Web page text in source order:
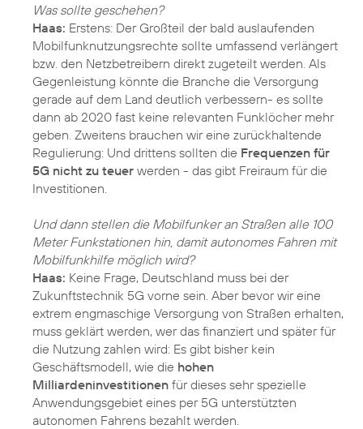
Was sollte geschehen?
Haas: Erstens: Der Großteil der bald auslaufenden
Mobilfunknutzungsrechte sollte umfassend verlängert
bzw. den Netzbetreibern direkt zugeteilt werden. Als
Gegenleistung könnte die Branche die Versorgung
gerade auf dem Land deutlich verbessern- es sollte
dann ab 2020 fast keine relevanten Funklöcher mehr
geben. Zweitens brauchen wir eine zurückhaltende
Regulierung: Und drittens sollten die Frequenzen für
5G nicht zu teuer werden - das gibt Freiraum für die
Investitionen.
Und dann stellen die Mobilfunker an Straßen alle 100
Meter Funkstationen hin, damit autonomes Fahren mit
Mobilfunkhilfe möglich wird?
Haas: Keine Frage, Deutschland muss bei der
Zukunftstechnik 5G vorne sein. Aber bevor wir eine
extrem engmaschige Versorgung von Straßen erhalten,
muss geklärt werden, wer das finanziert und später für
die Nutzung zahlen wird: Es gibt bisher kein
Geschäftsmodell, wie die hohen
Milliardeninvestitionen für dieses sehr spezielle
Anwendungsgebiet eines per 5G unterstützten
autonomen Fahrens bezahlt werden.